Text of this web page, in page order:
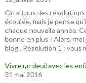
On a tous des résolutions
écoulée, mais je pense
chaque nouvelle année.
bonne en plus ! Alors,
blog . Résolution 1 : vous
Vivre un deuil avec les
31 mai 2016